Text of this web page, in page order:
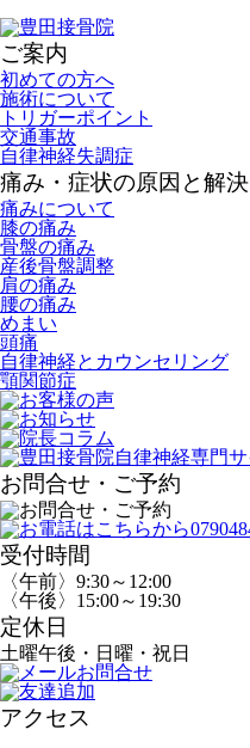
ご案内
初めての方へ
施術について
トリガーポイント
交通事故
自律神経失調症
痛み・症状の原因と解決
痛みについて
膝の痛み
骨盤の痛み
産後骨盤調整
肩の痛み
腰の痛み
めまい
頭痛
自律神経とカウンセリング
顎関節症
お問合せ・ご予約
受付時間
〈午前〉9:30～12:00
〈午後〉15:00～19:30
定休日
土曜午後・日曜・祝日
アクセス